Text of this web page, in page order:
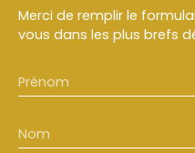
Merci de remplir le
vous dans les plus brefs
Prénom
Nom